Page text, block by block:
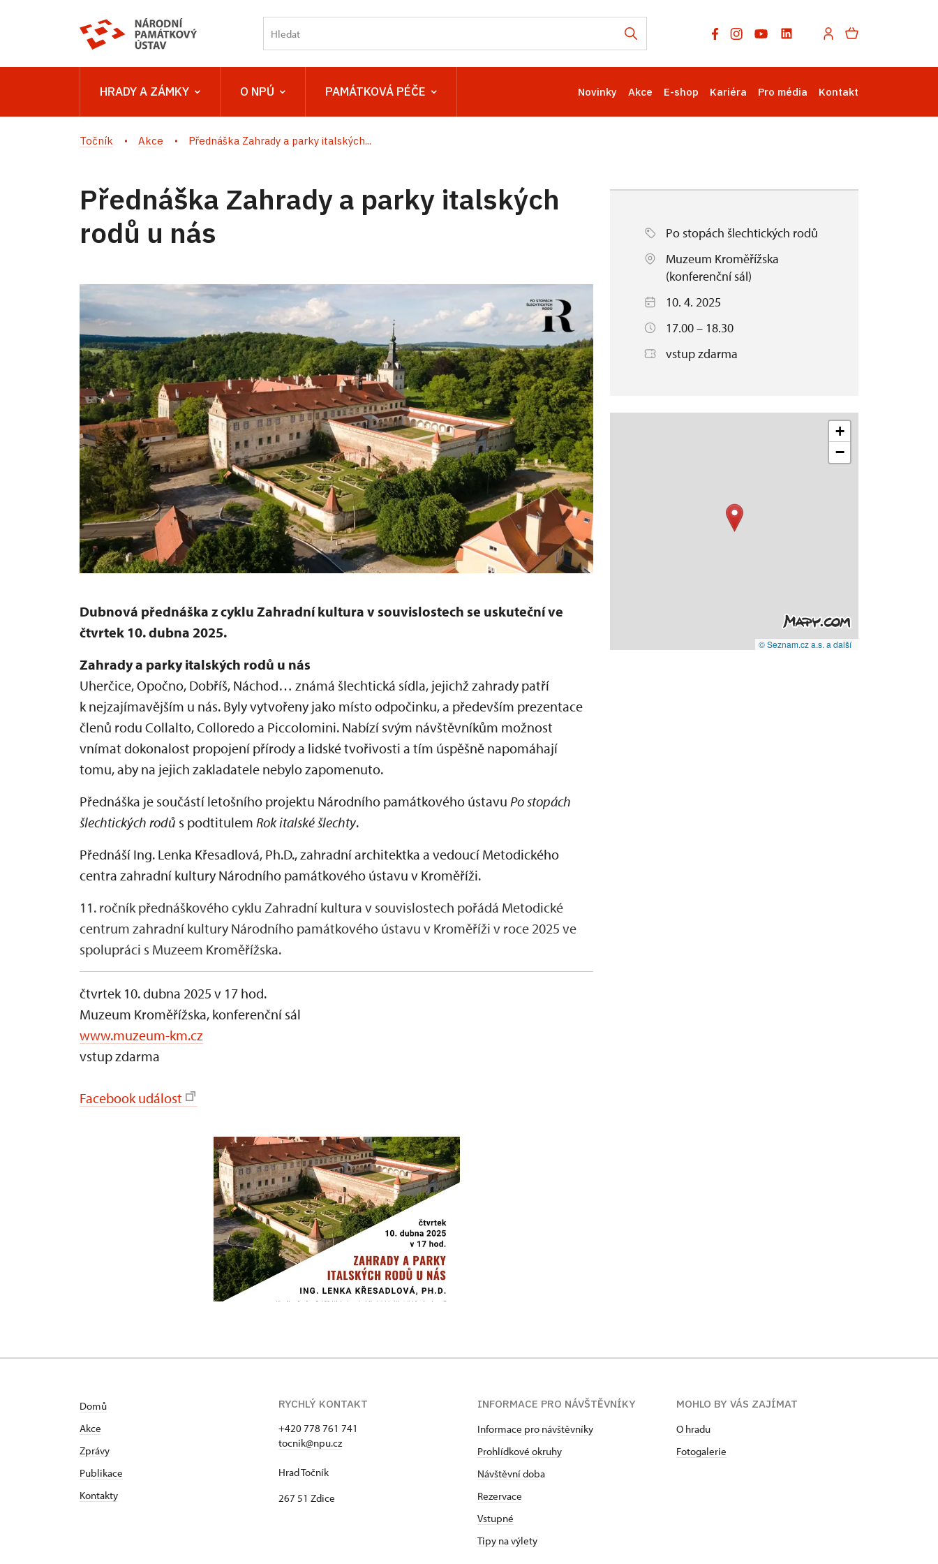
HRADY A ZÁMKY O NPÚ PAMÁTKOVÁ PÉČE Novinky Akce E-shop Kariéra Pro média Kontakt
Točník Akce Přednáška Zahrady a parky italských...
Přednáška Zahrady a parky italských
rodů u nás
Dubnová přednáška z cyklu Zahradní kultura v souvislostech se uskuteční ve
čtvrtek 10. dubna 2025.
Zahrady a parky italských rodů u nás
Uherčice, Opočno, Dobříš, Náchod… známá šlechtická sídla, jejichž zahrady patří
k nejzajímavějším u nás. Byly vytvořeny jako místo odpočinku, a především prezentace
členů rodu Collalto, Colloredo a Piccolomini. Nabízí svým návštěvníkům možnost
vnímat dokonalost propojení přírody a lidské tvořivosti a tím úspěšně napomáhají
tomu, aby na jejich zakladatele nebylo zapomenuto.
Přednáška je součástí letošního projektu Národního památkového ústavu Po stopách
šlechtických rodů s podtitulem Rok italské šlechty.
Přednáší Ing. Lenka Křesadlová, Ph.D.,zahradní architektka a vedoucí Metodického
centra zahradní kultury Národního památkového ústavu v Kroměříži.
11. ročník přednáškového cyklu Zahradní kultura v souvislostech pořádá Metodické
centrum zahradní kultury Národního památkového ústavu v Kroměříži v roce 2025 ve
spolupráci s Muzeem Kroměřížska.
čtvrtek 10. dubna 2025 v 17 hod.
Muzeum Kroměřížska, konferenční sál
www.muzeum-km.cz
vstup zdarma
Facebook událost
Po stopách šlechtických rodů
Muzeum Kroměřížska
(konferenční sál)
10. 4. 2025
17.00 – 18.30
vstup zdarma
+
−
© Seznam.cz a.s. a další
Domů
Akce
Zprávy
Publikace
Kontakty
RYCHLÝ KONTAKT
+420 778 761 741
tocnik@npu.cz
Hrad Točník
267 51 Zdice
INFORMACE PRO NÁVŠTĚVNÍKY
Informace pro návštěvníky
Prohlídkové okruhy
Návštěvní doba
Rezervace
Vstupné
Tipy na výlety
MOHLO BY VÁS ZAJÍMAT
O hradu
Fotogalerie